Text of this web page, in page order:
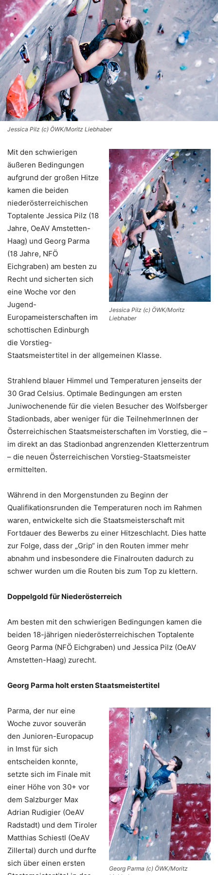
Jessica Pilz (c) ÖWK/Moritz Liebhaber
Jessica Pilz (c) ÖWK/Moritz
Liebhaber
Mit den schwierigen
äußeren Bedingungen
aufgrund der großen Hitze
kamen die beiden
niederösterreichischen
Toptalente Jessica Pilz (18
Jahre, OeAV Amstetten-
Haag) und Georg Parma
(18 Jahre, NFÖ
Eichgraben) am besten zu
Recht und sicherten sich
eine Woche vor den
Jugend-
Europameisterschaften im
schottischen Edinburgh
die Vorstieg-
Staatsmeistertitel in der allgemeinen Klasse.
Strahlend blauer Himmel und Temperaturen jenseits der
30 Grad Celsius. Optimale Bedingungen am ersten
Juniwochenende für die vielen Besucher des Wolfsberger
Stadionbads, aber weniger für die TeilnehmerInnen der
Österreichischen Staatsmeisterschaften im Vorstieg, die –
im direkt an das Stadionbad angrenzenden Kletterzentrum
– die neuen Österreichischen Vorstieg-Staatsmeister
ermittelten.
Während in den Morgenstunden zu Beginn der
Qualifikationsrunden die Temperaturen noch im Rahmen
waren, entwickelte sich die Staatsmeisterschaft mit
Fortdauer des Bewerbs zu einer Hitzeschlacht. Dies hatte
zur Folge, dass der „Grip“ in den Routen immer mehr
abnahm und insbesondere die Finalrouten dadurch zu
schwer wurden um die Routen bis zum Top zu klettern.
Doppelgold für Niederösterreich
Am besten mit den schwierigen Bedingungen kamen die
beiden 18-jährigen niederösterreichischen Toptalente
Georg Parma (NFÖ Eichgraben) und Jessica Pilz (OeAV
Amstetten-Haag) zurecht.
Georg Parma holt ersten Staatsmeistertitel
Georg Parma (c) ÖWK/Moritz
Parma, der nur eine
Woche zuvor souverän
den Junioren-Europacup
in Imst für sich
entscheiden konnte,
setzte sich im Finale mit
einer Höhe von 30+ vor
dem Salzburger Max
Adrian Rudigier (OeAV
Radstadt) und dem Tiroler
Matthias Schiestl (OeAV
Zillertal) durch und durfte
sich über einen ersten